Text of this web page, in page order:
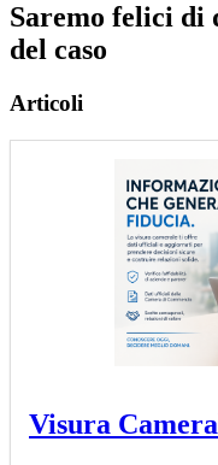
Saremo felici
del caso
Articoli
Visura